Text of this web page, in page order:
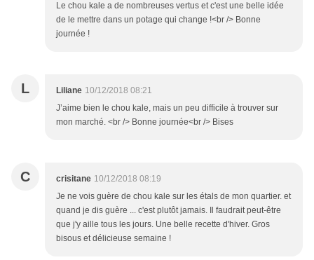
Le chou kale a de nombreuses vertus et c'est une belle idée
de le mettre dans un potage qui change !<br /> Bonne
journée !
L Liliane 10/12/2018 08:21
J’aime bien le chou kale, mais un peu difficile à trouver sur
mon marché. <br /> Bonne journée<br /> Bises
C crisitane 10/12/2018 08:19
Je ne vois guère de chou kale sur les étals de mon quartier. et
quand je dis guère ... c'est plutôt jamais. Il faudrait peut-être
que j'y aille tous les jours. Une belle recette d'hiver. Gros
bisous et délicieuse semaine !